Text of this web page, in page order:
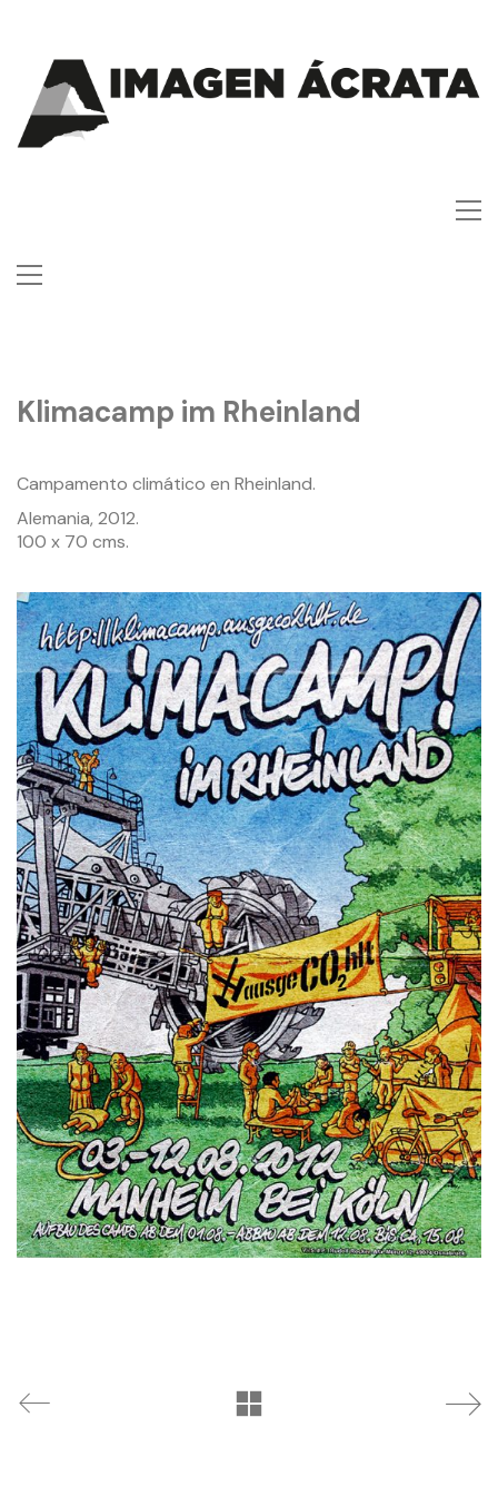
Klimacamp im Rheinland
Campamento climático en Rheinland.
Alemania, 2012.
100 x 70 cms.